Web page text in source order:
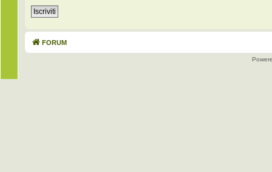
Iscriviti
FORUM